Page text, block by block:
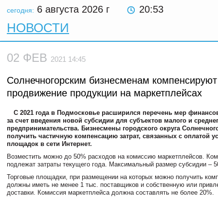
сегодня: 6 августа 2026 г 20:53
НОВОСТИ
02 ФЕВ 2021 14:45
Солнечногорским бизнесменам компенсируют
продвижение продукции на маркетплейсах
С 2021 года в Подмосковье расширился перечень мер
за счет введения новой субсидии для субъектов малого и
предпринимательства. Бизнесмены городского округа
получить частичную компенсацию затрат, связанных с оплатой
площадок в сети Интернет.
Возместить можно до 50% расходов на комиссию маркетплейсов.
подлежат затраты текущего года. Максимальный размер субсидии –
Торговые площадки, при размещении на которых можно получить
должны иметь не менее 1 тыс. поставщиков и собственную или
доставки. Комиссия маркетплейса должна составлять не более 20%.